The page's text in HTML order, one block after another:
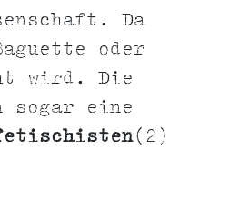
Da
oder
wird. Die
sogar eine
(2)